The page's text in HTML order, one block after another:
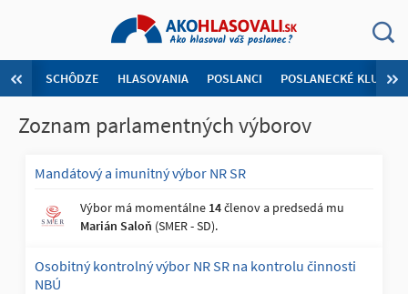
SCHÔDZE HLASOVANIA POSLANCI POSLANECKÉ KLUBY
Zoznam parlamentných výborov
Mandátový a imunitný výbor NR SR
Výbor má momentálne 14členov a predsedá mu
Marián Saloň (SMER - SD).
Osobitný kontrolný výbor NR SR na kontrolu činnosti
NBÚ